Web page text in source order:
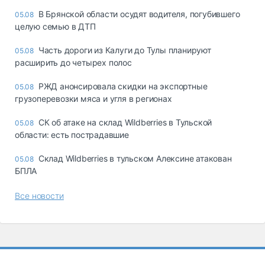
05.08 В Брянской области осудят водителя, погубившего
целую семью в ДТП
05.08 Часть дороги из Калуги до Тулы планируют
расширить до четырех полос
05.08 РЖД анонсировала скидки на экспортные
грузоперевозки мяса и угля в регионах
05.08 СК об атаке на склад Wildberries в Тульской
области: есть пострадавшие
05.08 Склад Wildberries в тульском Алексине атакован
БПЛА
Все новости